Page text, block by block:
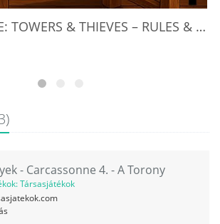
CARCASSONNE: TOWERS & THIEVES – RULES & FEATURES
- Carcassonne 4. - A Torony
Társasjátékok